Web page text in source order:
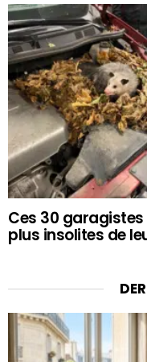
Ces 30
plus insolites de